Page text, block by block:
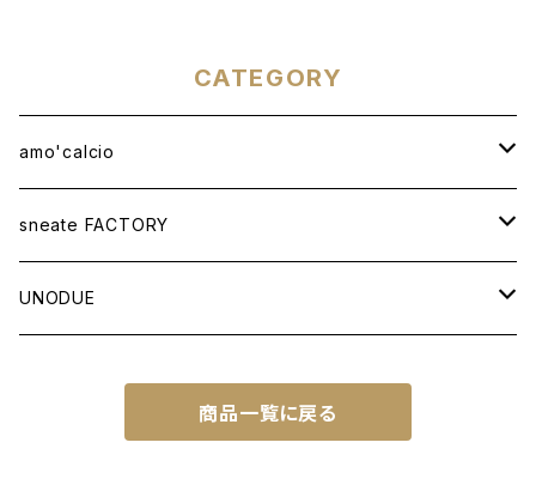
CATEGORY
amo'calcio
APPAREL
T-SHIRT
BAG
WOVEN TOTEBAG A4W
sneate FACTORY
ORIGINAL DESIGN
NATIONAL IDENTITY SERIES
UNODUE
FUTSAL BALL
SOCCER NOTE
商品一覧に戻る